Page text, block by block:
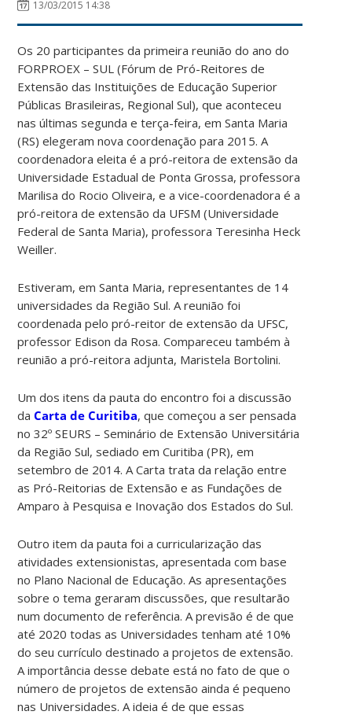
13/03/2015 14:38
Os 20 participantes da primeira reunião do ano do
FORPROEX – SUL (Fórum de Pró-Reitores de
Extensão das Instituições de Educação Superior
Públicas Brasileiras, Regional Sul), que aconteceu
nas últimas segunda e terça-feira, em Santa Maria
(RS) elegeram nova coordenação para 2015. A
coordenadora eleita é a pró-reitora de extensão da
Universidade Estadual de Ponta Grossa, professora
Marilisa do Rocio Oliveira, e a vice-coordenadora é a
pró-reitora de extensão da UFSM (Universidade
Federal de Santa Maria), professora Teresinha Heck
Weiller.
Estiveram, em Santa Maria, representantes de 14
universidades da Região Sul. A reunião foi
coordenada pelo pró-reitor de extensão da UFSC,
professor Edison da Rosa. Compareceu também à
reunião a pró-reitora adjunta, Maristela Bortolini.
Um dos itens da pauta do encontro foi a discussão
daCarta de Curitiba, que começou a ser pensada
no 32º SEURS – Seminário de Extensão Universitária
da Região Sul, sediado em Curitiba (PR), em
setembro de 2014. A Carta trata da relação entre
as Pró-Reitorias de Extensão e as Fundações de
Amparo à Pesquisa e Inovação dos Estados do Sul.
Outro item da pauta foi a curricularização das
atividades extensionistas, apresentada com base
no Plano Nacional de Educação. As apresentações
sobre o tema geraram discussões, que resultarão
num documento de referência. A previsão é de que
até 2020 todas as Universidades tenham até 10%
do seu currículo destinado a projetos de extensão.
A importância desse debate está no fato de que o
número de projetos de extensão ainda é pequeno
nas Universidades. A ideia é de que essas